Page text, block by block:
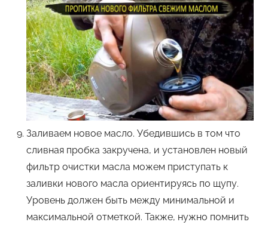
Заливаем новое масло. Убедившись в том что
сливная пробка закручена, и установлен новый
фильтр очистки масла можем приступать к
заливки нового масла ориентируясь по щупу.
Уровень должен быть между минимальной и
максимальной отметкой. Также, нужно помнить